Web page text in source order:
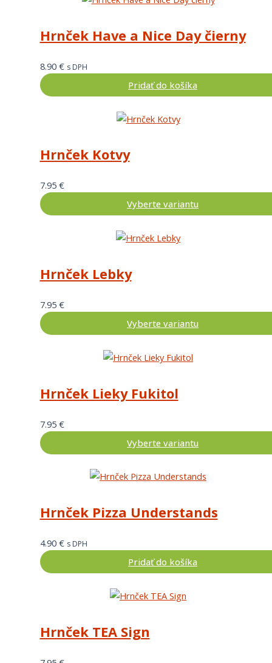
Hrnček Have a Nice Day čierny
8.90 € s DPH
Pridať do košíka
Hrnček Kotvy
7.95 €
Vyberte variantu
Hrnček Lebky
7.95 €
Vyberte variantu
Hrnček Lieky Fukitol
7.95 €
Vyberte variantu
Hrnček Pizza Understands
4.90 € s DPH
Pridať do košíka
Hrnček TEA Sign